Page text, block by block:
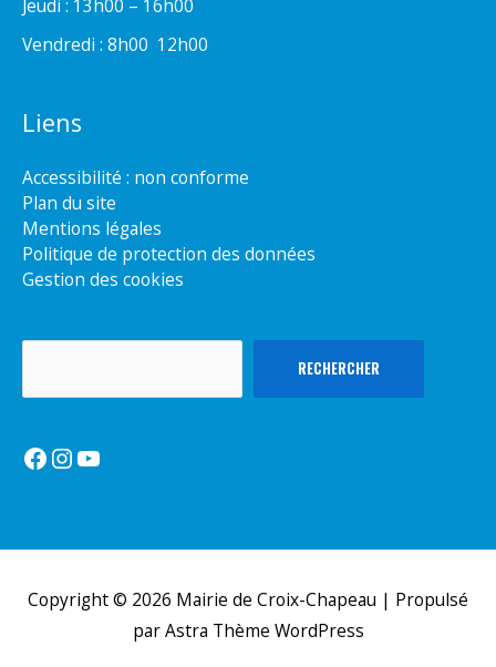
Jeudi : 13h00 – 16h00
Vendredi : 8h00  12h00
Liens
Accessibilité : non conforme
Plan du site
Mentions légales
Politique de protection des données
Gestion des cookies
RECHERCHER
Facebook
Instagram
YouTube
Copyright © 2026 Mairie de Croix-Chapeau | Propulsé
parAstra Thème WordPress